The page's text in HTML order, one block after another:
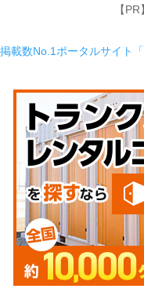
【PR
掲載数No.1ポータルサイト